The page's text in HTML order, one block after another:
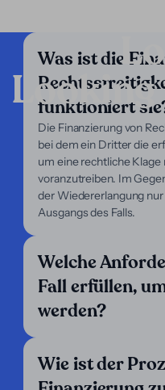
Was ist die
funktioniert
Die Finanzierung von
bei dem ein Dritter die
um eine rechtliche
voranzutreiben. Im
der Wiedererlangung
Ausgangs des Falls.
Welche
Fall erfüllen,
werden?
Wie ist der
Unsere
Wir